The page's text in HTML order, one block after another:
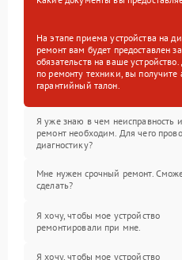
На этапе приема устройства на
ремонт вам будет предоставлен
обязательств на ваше
по ремонту техники, вы
гарантийный талон.
Я уже знаю в чем неисправность
ремонт необходим. Для чего
диагностику?
Мне нужен срочный ремонт.
сделать?
Я хочу, чтобы мое устройство
ремонтировали при мне.
Я хочу, чтобы мое устройство